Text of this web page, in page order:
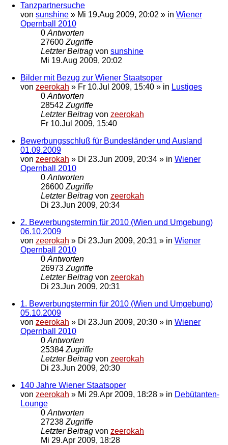
Tanzpartnersuche
von sunshine » Mi 19.Aug 2009, 20:02 » in Wiener
Opernball 2010
0 Antworten
27600 Zugriffe
Letzter Beitrag von sunshine
Mi 19.Aug 2009, 20:02
Bilder mit Bezug zur Wiener Staatsoper
von zeerokah » Fr 10.Jul 2009, 15:40 » in Lustiges
0 Antworten
28542 Zugriffe
Letzter Beitrag von zeerokah
Fr 10.Jul 2009, 15:40
Bewerbungsschluß für Bundesländer und Ausland
01.09.2009
von zeerokah » Di 23.Jun 2009, 20:34 » in Wiener
Opernball 2010
0 Antworten
26600 Zugriffe
Letzter Beitrag von zeerokah
Di 23.Jun 2009, 20:34
2. Bewerbungstermin für 2010 (Wien und Umgebung)
06.10.2009
von zeerokah » Di 23.Jun 2009, 20:31 » in Wiener
Opernball 2010
0 Antworten
26973 Zugriffe
Letzter Beitrag von zeerokah
Di 23.Jun 2009, 20:31
1. Bewerbungstermin für 2010 (Wien und Umgebung)
05.10.2009
von zeerokah » Di 23.Jun 2009, 20:30 » in Wiener
Opernball 2010
0 Antworten
25384 Zugriffe
Letzter Beitrag von zeerokah
Di 23.Jun 2009, 20:30
140 Jahre Wiener Staatsoper
von zeerokah » Mi 29.Apr 2009, 18:28 » in Debütanten-
Lounge
0 Antworten
27238 Zugriffe
Letzter Beitrag von zeerokah
Mi 29.Apr 2009, 18:28